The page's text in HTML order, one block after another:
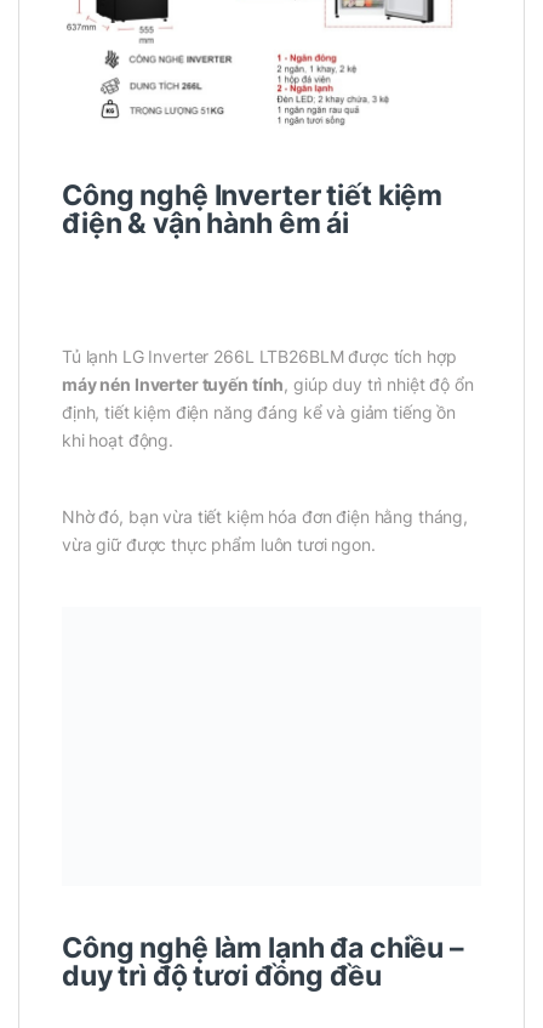
Công nghệ Inverter tiết kiệm
điện & vận hành êm ái
Tủ lạnh LG Inverter 266L LTB26BLM được tích hợp
máy nén Inverter tuyến tính, giúp duy trì nhiệt độ ổn
định, tiết kiệm điện năng đáng kể và giảm tiếng ồn
khi hoạt động.
Nhờ đó, bạn vừa tiết kiệm hóa đơn điện hằng tháng,
vừa giữ được thực phẩm luôn tươi ngon.
Công nghệ làm lạnh đa chiều –
duy trì độ tươi đồng đều